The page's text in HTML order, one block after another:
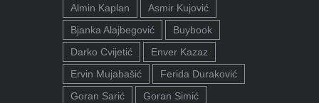
Almin Kaplan
Asmir Kujović
Bjanka Alajbegović
Buybook
Darko Cvijetić
Enver Kazaz
Ervin Mujabašić
Ferida Duraković
Goran Sarić
Goran Simić